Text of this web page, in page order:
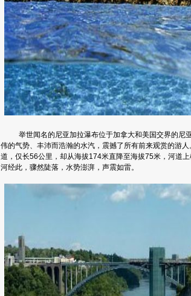
举世闻名的尼亚加拉瀑布位于加拿大和美国交界的尼
伟的气势、丰沛而浩瀚的水汽，震撼了所有前来观赏的游
道，仅长56公里，却从海拔174米直降至海拔75米，河道
河经此，骤然陡落，水势澎湃，声震如雷。